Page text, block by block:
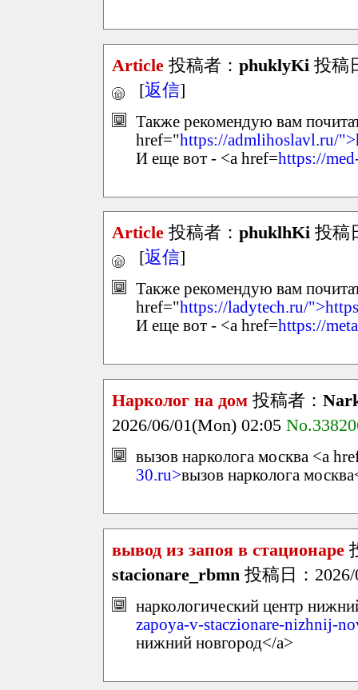
Article 投稿者： phuklyKi 投稿
[返信]
Также рекомендую вам
href="https://admlihoslavl.ru/
И еще вот - <a href=https://
Article 投稿者： phuklhKi 投稿
[返信]
Также рекомендую вам
href="https://ladytech.ru/
И еще вот - <a href=https://
Нарколог на дом 投稿者：
2026/06/01(Mon) 02:05
вызов нарколога москва <a
30.ru>вызов нарколога
вывод из запоя в стационаре
stacionare_rbmn 投稿日：
наркологический центр
zapoya-v-staczionare-nizhnij-
нижний новгород</a>